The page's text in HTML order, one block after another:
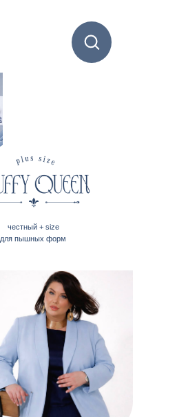
честный + size
для пышных форм